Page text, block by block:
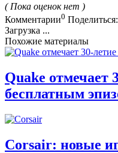
( Пока оценок нет )
Комментарии0 Поделиться:
Загрузка ...
Похожие материалы
Quake отмечает
бесплатным
Corsair: новые